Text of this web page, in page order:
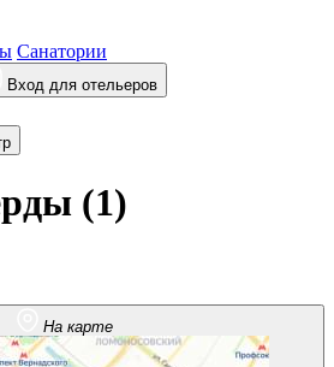
Санатории
Вход для отельеров
(1)
На карте